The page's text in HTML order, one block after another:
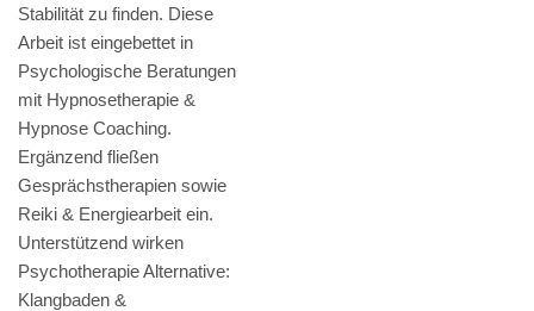
Stabilität zu finden. Diese
Arbeit ist eingebettet in
Psychologische Beratungen
mit Hypnosetherapie &
Hypnose Coaching.
Ergänzend fließen
Gesprächstherapien sowie
Reiki & Energiearbeit ein.
Unterstützend wirken
Psychotherapie Alternative:
Klangbaden &